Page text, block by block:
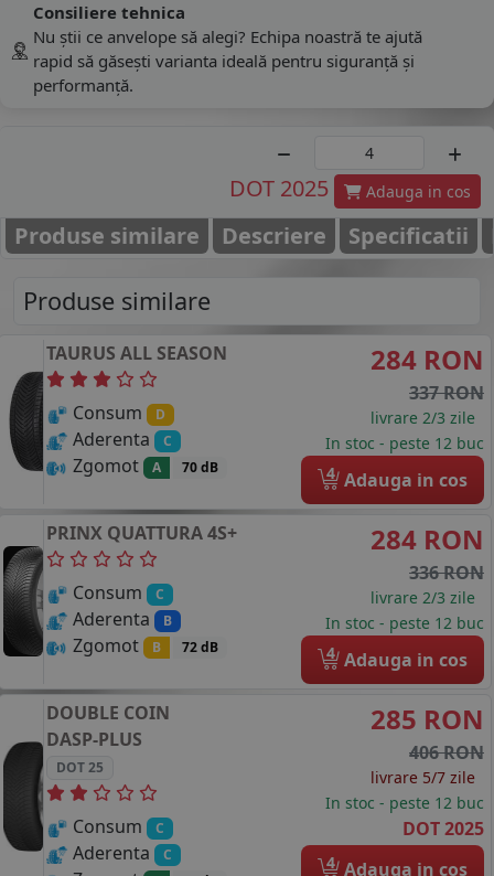
Consiliere tehnica
Nu știi ce anvelope să alegi? Echipa noastră te ajută
rapid să găsești varianta ideală pentru siguranță și
performanță.
DOT 2025 Adauga in cos
Produse similare Descriere Specificatii
Produse similare
TAURUS ALL SEASON
Consum D
Aderenta C
Zgomot A 70 dB
284 RON
337 RON
livrare 2/3 zile
In stoc - peste 12 buc
4 Adauga in cos
PRINX QUATTURA 4S+
Consum C
Aderenta B
Zgomot B 72 dB
284 RON
336 RON
livrare 2/3 zile
In stoc - peste 12 buc
4 Adauga in cos
DOUBLE COIN
DASP-PLUS
DOT 25
Consum C
Aderenta C
285 RON
406 RON
livrare 5/7 zile
In stoc - peste 12 buc
DOT 2025
4 Adauga in cos